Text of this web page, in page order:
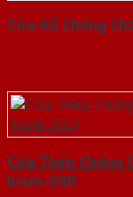
Cửa Gỗ Chống
Cửa Thép Chống
hiem-SGD